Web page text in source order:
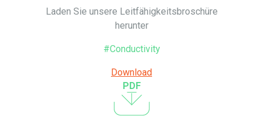
Laden Sie unsere Leitfähigkeitsbroschüre
herunter
#Conductivity
Download
PDF